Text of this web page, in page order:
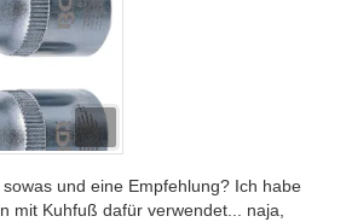
und eine Empfehlung? Ich habe
mit Kuhfuß dafür verwendet... naja,